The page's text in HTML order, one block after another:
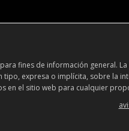
fines de información general.
tipo, expresa o implícita, sobre
en el sitio web para cualquier